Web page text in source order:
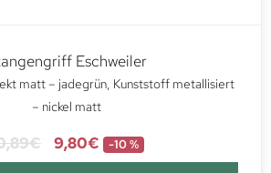
Eschweiler
matt – jadegrün, Kunststoff metallisiert
– nickel matt
€ 9,80€ -10 %